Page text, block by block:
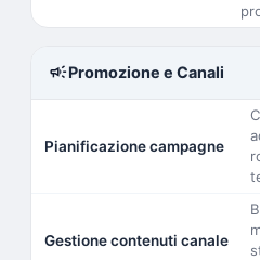
campaignPromozione e Canali
Pianificazione campagne
Gestione contenuti canale